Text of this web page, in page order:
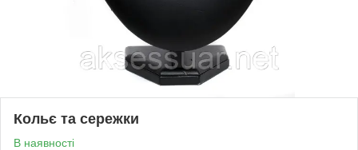
Кольє та сережки
В наявності